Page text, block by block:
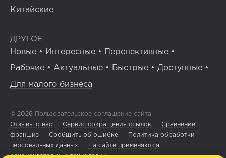
Китайские
ДРУГОЕ
Новые • Интересные • Перспективные •
Рабочие • Актуальные • Быстрые • Доступные •
Для малого бизнеса
© 2026 Пользовательское соглашение сайта
Отзывы о нас
Сервис сокращения ссылок
Сравнение
франшиз
Сообщить об ошибке
Политика обработки
персональных данных
На сайте применяются
рекомендательные технологии